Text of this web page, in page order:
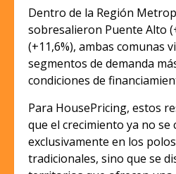
Dentro de la Región
sobresalieron Puente Alto
(+11,6%), ambas comunas
segmentos de demanda
condiciones de
Para HousePricing, estos
que el crecimiento ya no se
exclusivamente en los
tradicionales, sino que se